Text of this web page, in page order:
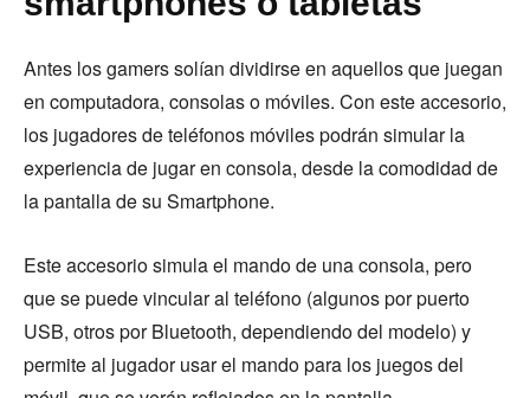
Antes los gamers solían dividirse en aquellos que juegan
en computadora, consolas o móviles. Con este accesorio,
los jugadores de teléfonos móviles podrán simular la
experiencia de jugar en consola, desde la comodidad de
la pantalla de su Smartphone.
Este accesorio simula el mando de una consola, pero
que se puede vincular al teléfono (algunos por puerto
USB, otros por Bluetooth, dependiendo del modelo) y
permite al jugador usar el mando para los juegos del